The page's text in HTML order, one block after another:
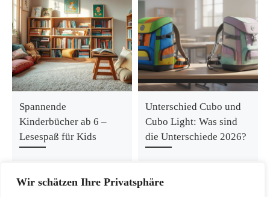
Wir schätzen Ihre Privatsphäre
Spannende
Kinderbücher ab 6 –
Lesespaß für Kids
Unterschied Cubo und
Cubo Light: Was sind
die Unterschiede 2026?